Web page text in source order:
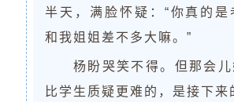
半天，满脸怀疑：“你真的是
和我姐姐差不多大嘛。”
杨盼哭笑不得。但那会儿
比学生质疑更难的，是接下来